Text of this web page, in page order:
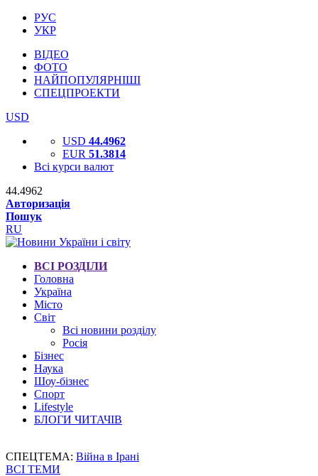
РУС
УКР
ВІДЕО
ФОТО
НАЙПОПУЛЯРНІШІ
СПЕЦПРОЕКТИ
USD
USD 44.4962
EUR 51.3814
Всі курси валют
44.4962
Авторизація
Пошук
RU
ВСІ РОЗДІЛИ
Головна
Україна
Місто
Світ
Всі новини розділу
Росія
Бізнес
Наука
Шоу-бізнес
Спорт
Lifestyle
БЛОГИ ЧИТАЧІВ
СПЕЦТЕМА: Війна в Ірані
ВСІ ТЕМИ